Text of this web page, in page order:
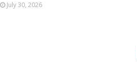
July 30, 2026